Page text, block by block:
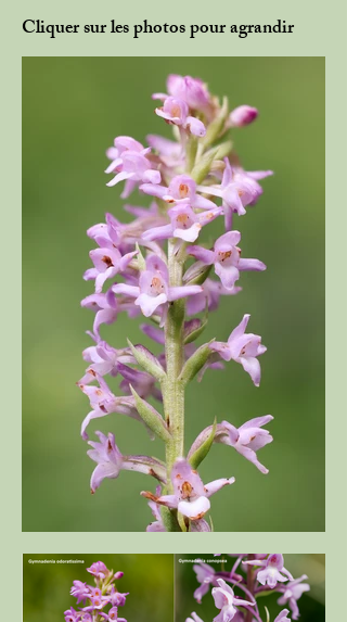
Cliquer sur les photos pour agrandir